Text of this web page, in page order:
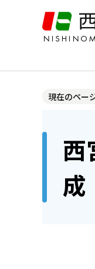
ジ
現在のペー
西
成